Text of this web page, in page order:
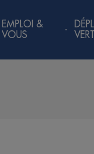
EMPLOI &
VOUS
VERT